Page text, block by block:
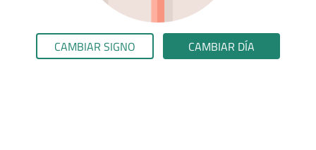
CAMBIAR SIGNO CAMBIAR DÍA